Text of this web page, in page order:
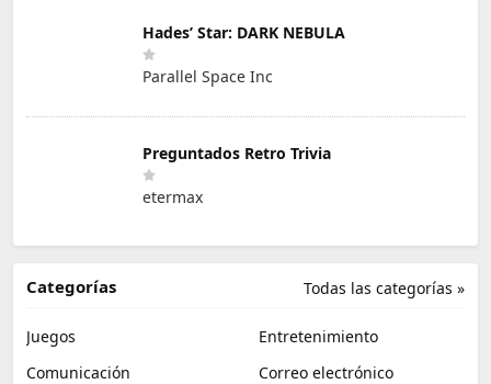
Hades’ Star: DARK NEBULA
Parallel Space Inc
Preguntados Retro Trivia
etermax
Todas las categorías »
Categorías
Juegos
Entretenimiento
Comunicación
Correo electrónico